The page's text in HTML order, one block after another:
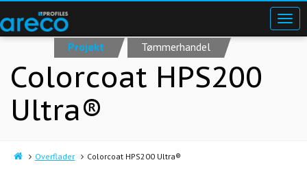
Projekt Tømmerhandel
Colorcoat HPS200
Ultra®
Overflader Colorcoat HPS200 Ultra®